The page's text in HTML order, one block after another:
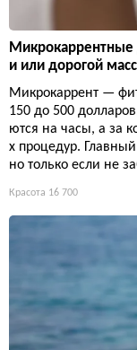
Микрокаррентные
и или дорогой
Микрокаррент —
150 до 500
ются на часы, а за
х процедур.
но только если не
Красота 16 700